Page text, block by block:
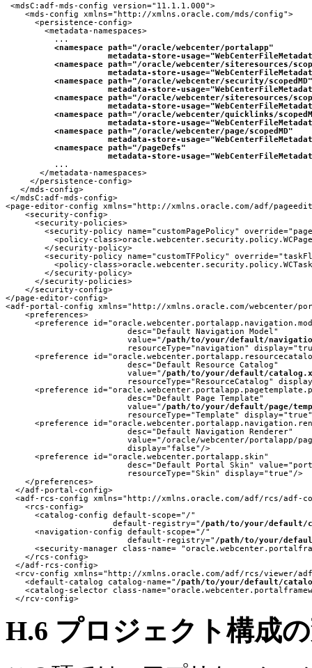
<mdsC:adf-mds-config version="11.1.1.000">
    <mds-config xmlns="http://xmlns.oracle.com/mds/config">
      <persistence-config>
        <metadata-namespaces>
          ...
<namespace path="/oracle/webcenter/portalapp"
metadata-store-
<namespace path="/oracle/webcenter/siteresources/
metadata-store-
  <namespace path="/oracle/webcenter/security/scopedMD"
metadata-store-
<namespace path="/oracle/webcenter/siteresources/
metadata-store-
<namespace path="/oracle/webcenter/quicklinks/
metadata-store-
<namespace path="/oracle/webcenter/page/scopedMD"
metadata-store-
<namespace path="/pageDefs"
metadata-store-
          ...
       </metadata-namespaces>
     </persistence-config>
   </mds-config>
</mdsC:adf-mds-config>
<page-editor-config xmlns="http://xmlns.oracle.com/adf/
    <security-config>
      <security-policies>
<security-policy name="customPagePolicy"
<policy-
        </security-policy>
<security-policy name="customTFPolicy"
<policy-
        </security-policy>
      </security-policies>
    </security-config>
</page-editor-config>
<adf-portal-config xmlns="http://xmlns.oracle.com/webcenter/
    <preferences>
<preference
                         desc="Default Navigation Model"
                         value="
/path/to/your/default/
resourceType="navigation"
<preference
                         desc="Default Resource Catalog"
                         value="
/path/to/your/default/
resourceType="ResourceCatalog"
<preference
                         desc="Default Page Template"
                         value="
/path/to/your/default/page/
resourceType="Template"
<preference
                         desc="Default Navigation Renderer"
value="/oracle/webcenter/portalapp/
                         display="false"/>
      <preference id="oracle.webcenter.portalapp.skin"
desc="Default Portal Skin"
                         resourceType="Skin" display="true"/>
    </preferences>
  </adf-portal-config>
<adf-rcs-config xmlns="http://xmlns.oracle.com/adf/rcs/adf-
    <rcs-config>
      <catalog-config default-scope="/"
                      default-registry="
/path/to/your/default/
      <navigation-config default-scope="/"
                         default-registry="
/path/to/your/
<security-manager class-name=
    </rcs-config>
  </adf-rcs-config>
<rcv-config xmlns="http://xmlns.oracle.com/adf/rcs/viewer/
    <default-catalog catalog-name="
/path/to/your/default/
<catalog-selector class-
H.6 プロジェクト構成